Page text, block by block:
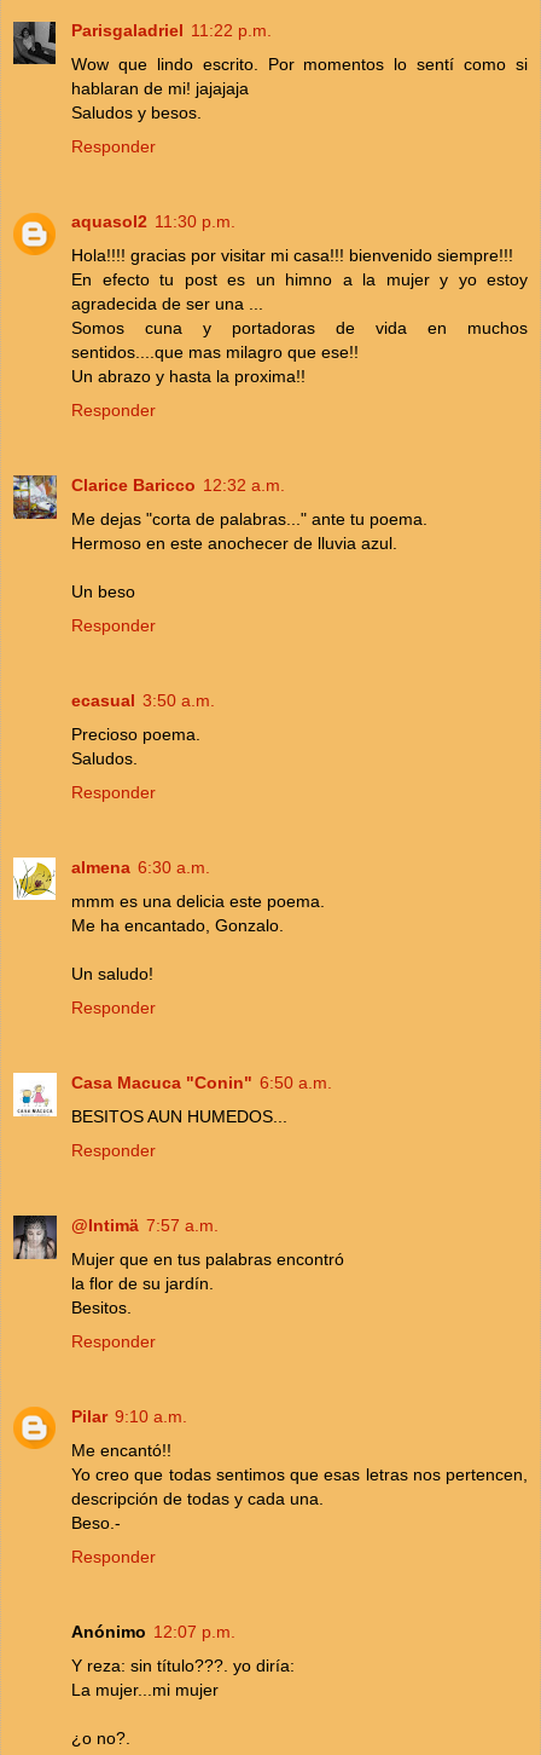
Parisgaladriel 11:22 p.m.
Wow que lindo escrito. Por momentos lo sentí como si
hablaran de mi! jajajaja
Saludos y besos.
Responder
aquasol2 11:30 p.m.
Hola!!!! gracias por visitar mi casa!!! bienvenido siempre!!!
En efecto tu post es un himno a la mujer y yo estoy
agradecida de ser una ...
Somos cuna y portadoras de vida en muchos
sentidos....que mas milagro que ese!!
Un abrazo y hasta la proxima!!
Responder
Clarice Baricco 12:32 a.m.
Me dejas "corta de palabras..." ante tu poema.
Hermoso en este anochecer de lluvia azul.
Un beso
Responder
ecasual 3:50 a.m.
Precioso poema.
Saludos.
Responder
almena 6:30 a.m.
mmm es una delicia este poema.
Me ha encantado, Gonzalo.
Un saludo!
Responder
Casa Macuca "Conin" 6:50 a.m.
BESITOS AUN HUMEDOS...
Responder
@Intimä 7:57 a.m.
Mujer que en tus palabras encontró
la flor de su jardín.
Besitos.
Responder
Pilar 9:10 a.m.
Me encantó!!
Yo creo que todas sentimos que esas letras nos pertencen,
descripción de todas y cada una.
Beso.-
Responder
Anónimo 12:07 p.m.
Y reza: sin título???. yo diría:
La mujer...mi mujer
¿o no?.